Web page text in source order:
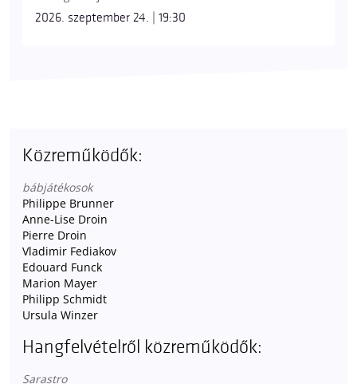
2026. szeptember 24. | 19:30
Közreműködők:
bábjátékosok
Philippe Brunner
Anne-Lise Droin
Pierre Droin
Vladimir Fediakov
Edouard Funck
Marion Mayer
Philipp Schmidt
Ursula Winzer
Hangfelvételről közreműködők:
Sarastro